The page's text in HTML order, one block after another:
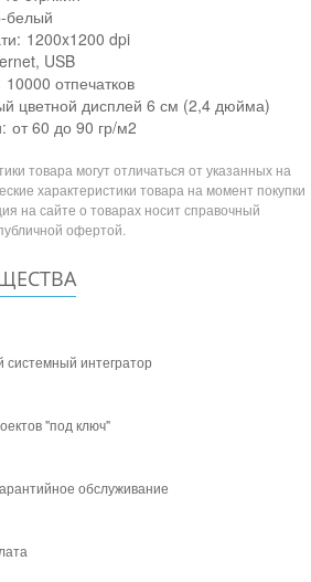
белый
1200x1200 dpi
USB
10000 отпечатков
цветной дисплей 6 см (2,4 дюйма)
от 60 до 90 гр/м2
товара могут отличаться от указанных на
характеристики товара на момент покупки
на сайте о товарах носит справочный
офертой.
системный интегратор
"под ключ"
обслуживание